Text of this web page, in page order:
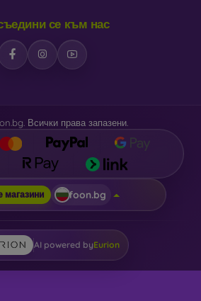
се към нас
Всички права запазени.
магазини foon.bg
AI powered byEurion